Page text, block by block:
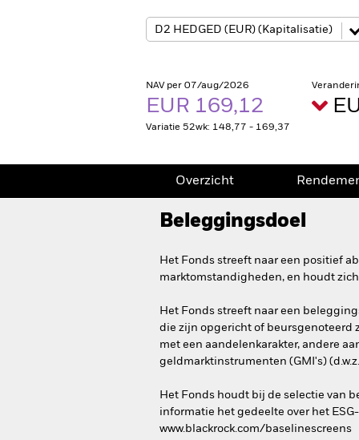
NAV per 07/aug/2026
EUR 169,12
Variatie 52wk: 148,77 - 169,37
Overzicht
Beleggingsdoel
Het Fonds streeft naar een positief
marktomstandigheden, en houdt
Het Fonds streeft naar een
die zijn opgericht of beursgenoteerd
met een aandelenkarakter, andere
geldmarktinstrumenten (GMI's)
Het Fonds houdt bij de selectie van
informatie het gedeelte over het
www.blackrock.com/baselinescreens